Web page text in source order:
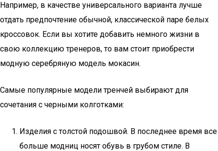
Например, в качестве универсального варианта лучше
отдать предпочтение обычной, классической паре белых
кроссовок. Если вы хотите добавить немного жизни в
свою коллекцию тренеров, то вам стоит приобрести
модную серебряную модель мокасин.
Самые популярные модели тренчей выбирают для
сочетания с черными колготками:
Изделия с толстой подошвой. В последнее время все
больше модниц носят обувь в грубом стиле. В